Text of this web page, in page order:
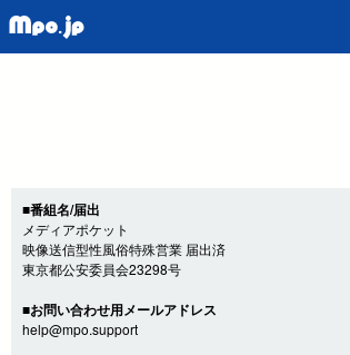
■番組名/届出
メディアポケット
映像送信型性風俗特殊営業 届出済
東京都公安委員会23298号
■お問い合わせ用メールアドレス
help@mpo.support